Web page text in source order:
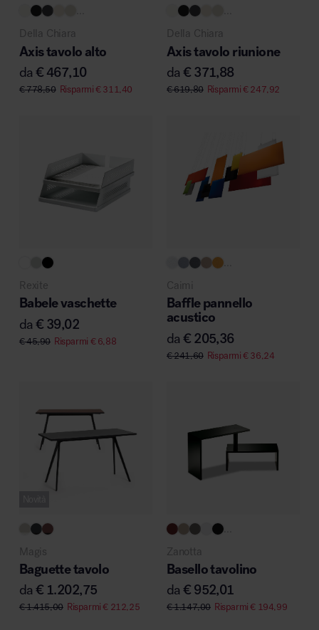
Della Chiara
Axis tavolo alto
da€ 467,10
€778,50 Risparmi€311,40
Della Chiara
Axis tavolo riunione
da€ 371,88
€619,80 Risparmi€247,92
Rexite
Babele vaschette
da€ 39,02
€45,90 Risparmi €6,88
Caimi
Baffle pannello
acustico
da€ 205,36
€241,60 Risparmi€36,24
Magis
Baguette tavolo
da€ 1.202,75
€1.415,00 Risparmi€212,25
Zanotta
Basello tavolino
da€ 952,01
€1.147,00 Risparmi€ 194,99